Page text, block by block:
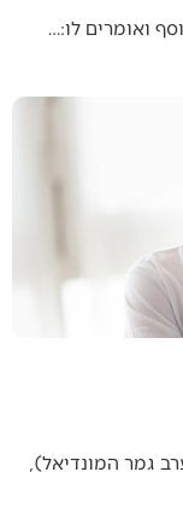
ואומרים לו:…
גמר המונדיאל),